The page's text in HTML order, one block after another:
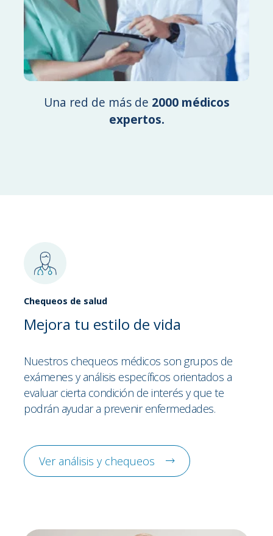
Una red de más de 2000 médicos
expertos.
Chequeos de salud
Mejora tu estilo de vida
Nuestros chequeos médicos son grupos de
exámenes y análisis específicos orientados a
evaluar cierta condición de interés y que te
podrán ayudar a prevenir enfermedades.
Ver análisis y chequeos